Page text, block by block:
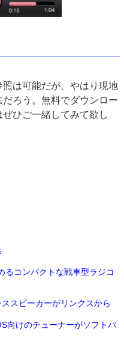
は可能だが、やはり現地
ろう。無料でダウンロー
ひご一緒してみて欲し
るコンパクトな戦車型ラジコ
スピーカーがリンクスから
向けのチューナーがソフトバ